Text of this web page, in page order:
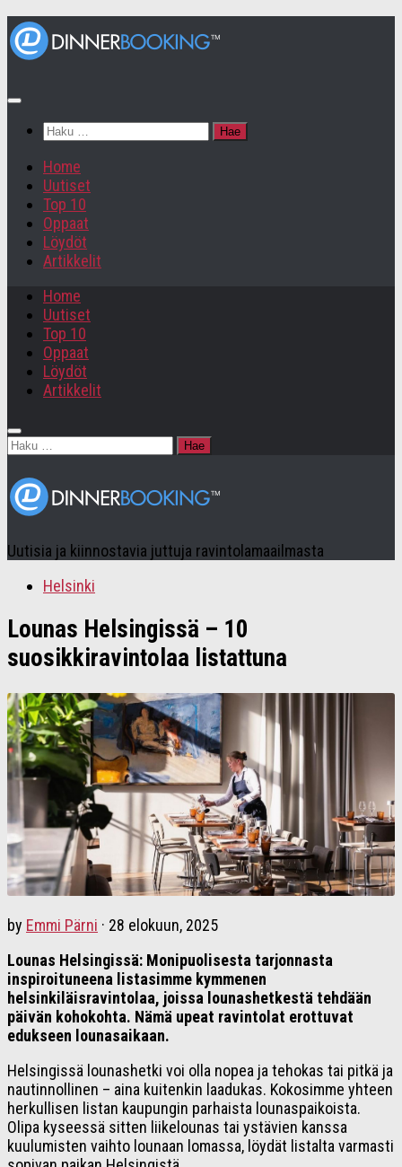
Haku:
Home
Uutiset
Top 10
Oppaat
Löydöt
Artikkelit
Home
Uutiset
Top 10
Oppaat
Löydöt
Artikkelit
Haku:
Uutisia ja kiinnostavia juttuja ravintolamaailmasta
Helsinki
Lounas Helsingissä – 10
suosikkiravintolaa listattuna
by Emmi Pärni · 28 elokuun, 2025
Lounas Helsingissä: Monipuolisesta tarjonnasta
inspiroituneena listasimme kymmenen
helsinkiläisravintolaa, joissa lounashetkestä tehdään
päivän kohokohta. Nämä upeat ravintolat erottuvat
edukseen lounasaikaan.
Helsingissä lounashetki voi olla nopea ja tehokas tai pitkä ja
nautinnollinen – aina kuitenkin laadukas. Kokosimme yhteen
herkullisen listan kaupungin parhaista lounaspaikoista.
Olipa kyseessä sitten liikelounas tai ystävien kanssa
kuulumisten vaihto lounaan lomassa, löydät listalta varmasti